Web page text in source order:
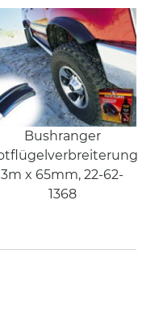
Bushranger
3m x 65mm, 22-62-
1368